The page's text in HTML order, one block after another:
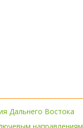
Дальнего Востока